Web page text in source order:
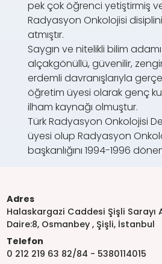
pek çok öğrenci yetiştirmiş
Radyasyon Onkolojisi
atmıştır.
Saygın ve nitelikli bilim
alçakgönüllü, güvenilir,
erdemli davranışlarıyla
öğretim üyesi olarak genç
ilham kaynağı olmuştur.
Türk Radyasyon Onkolojisi
üyesi olup Radyasyon
başkanlığını 1994-1996
Adres
Halaskargazi Caddesi Şişli Sarayı
Daire:8, Osmanbey , Şişli, İstanbul
Telefon
0 212 219 63 82/84 - 5380114015